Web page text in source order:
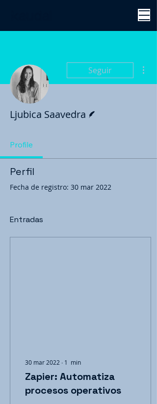
Seguir
Ljubica Saavedra
Profile
Perfil
Fecha de registro: 30 mar 2022
Entradas
30 mar 2022 ∙ 1 min
Zapier: Automatiza
procesos operativos